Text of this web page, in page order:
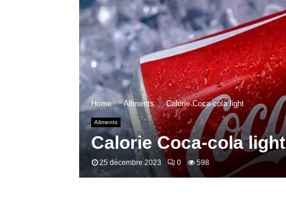
Home Aliments Calorie Coca-cola light
Aliments
Calorie Coca-cola light
25 décembre 2023 0 598